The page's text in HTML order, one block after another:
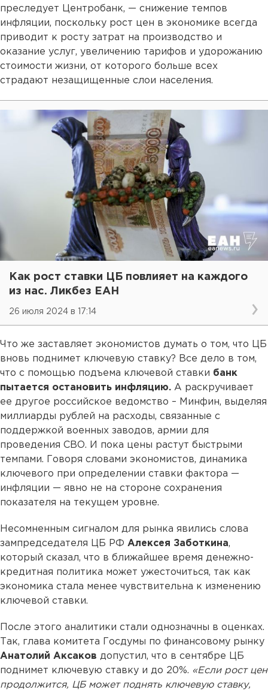
преследует Центробанк, — снижение темпов
инфляции, поскольку рост цен в экономике всегда
приводит к росту затрат на производство и
оказание услуг, увеличению тарифов и удорожанию
стоимости жизни, от которого больше всех
страдают незащищенные слои населения.
Как рост ставки ЦБ повлияет на каждого
из нас. Ликбез ЕАН
26 июля 2024 в 17:14
Что же заставляет экономистов думать о том, что ЦБ
вновь поднимет ключевую ставку? Все дело в том,
что с помощью подъема ключевой ставки банк
пытается остановить инфляцию. А раскручивает
ее другое российское ведомство – Минфин, выделяя
миллиарды рублей на расходы, связанные с
поддержкой военных заводов, армии для
проведения СВО. И пока цены растут быстрыми
темпами. Говоря словами экономистов, динамика
ключевого при определении ставки фактора —
инфляции — явно не на стороне сохранения
показателя на текущем уровне.
Несомненным сигналом для рынка явились слова
зампредседателя ЦБ РФ Алексея Заботкина,
который сказал, что в ближайшее время денежно-
кредитная политика может ужесточиться, так как
экономика стала менее чувствительна к изменению
ключевой ставки.
После этого аналитики стали однозначны в оценках.
Так, глава комитета Госдумы по финансовому рынку
Анатолий Аксаков допустил, что в сентябре ЦБ
поднимет ключевую ставку и до 20%. «Если рост цен
продолжится, ЦБ может поднять ключевую ставку,